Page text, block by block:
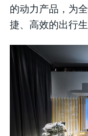
的动力产品，为
捷、高效的出行生